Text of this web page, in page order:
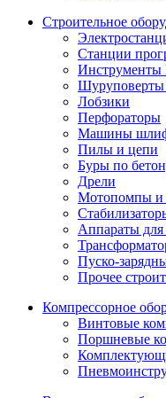
Строительное
Станции
Инструменты
Шуруповерты
Лобзики
Перфораторы
Машины
Пилы и цепи
Буры по
Дрели
Мотопомпы и
Аппараты
Пуско-
Прочее
Компрессорное
Винтовые
Поршневые